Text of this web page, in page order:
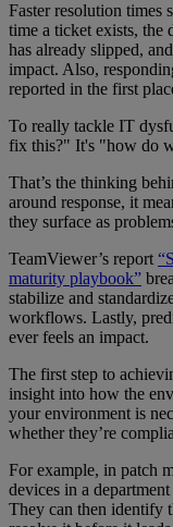
Faster resolution times
time a ticket exists, the
has already slipped,
impact. Also,
reported in the first
To really tackle IT
fix this?" It's "how do
That’s the thinking
around response, it
they surface as
TeamViewer’s report
maturity playbook”
stabilize and
workflows. Lastly,
ever feels an impact.
The first step to
insight into how the
your environment is
whether they’re
For example, in patch
devices in a
They can then identify